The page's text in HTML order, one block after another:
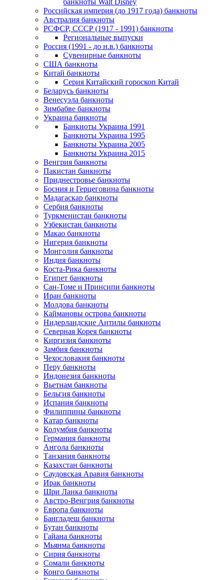
банкноты Walt Disney
Российская империя (до 1917 года) банкноты
Австралия банкноты
РСФСР, СССР (1917 - 1991) банкноты
Региональные выпуски
Россия (1991 - до н.в.) банкноты
Сувенирные банкноты
США банкноты
Китай банкноты
Серия Китайский гороскоп Китай
Беларусь банкноты
Венесуэла банкноты
Зимбабве банкноты
Украина банкноты
Банкноты Украина 1991
Банкноты Украина 1995
Банкноты Украина 2005
Банкноты Украина 2015
Венгрия банкноты
Пакистан банкноты
Приднестровье банкноты
Босния и Герцеговина банкноты
Мадагаскар банкноты
Сербия банкноты
Туркменистан банкноты
Узбекистан банкноты
Макао банкноты
Нигерия банкноты
Монголия банкноты
Индия банкноты
Коста-Рика банкноты
Египет банкноты
Сан-Томе и Принсипи банкноты
Иран банкноты
Молдова банкноты
Каймановы острова банкноты
Нидерландские Антилы банкноты
Северная Корея банкноты
Киргизия банкноты
Замбия банкноты
Чехословакия банкноты
Перу банкноты
Индонезия банкноты
Вьетнам банкноты
Бельгия банкноты
Испания банкноты
Филиппины банкноты
Катар банкноты
Колумбия банкноты
Германия банкноты
Ангола банкноты
Танзания банкноты
Казахстан банкноты
Саудовская Аравия банкноты
Ирак банкноты
Шри Ланка банкноты
Австро-Венгрия банкноты
Европа банкноты
Бангладеш банкноты
Бутан банкноты
Гайана банкноты
Мьянма банкноты
Сирия банкноты
Сомали банкноты
Конго банкноты